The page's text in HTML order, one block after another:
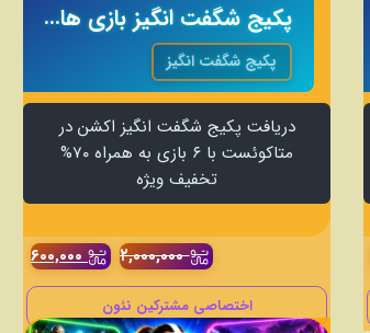
پکیج شگفت انگیز بازی های اکشن
پکیج شگفت انگیز
دریافت پکیج شگفت انگیز اکشن در
متاکوئست با ۶ بازی به همراه ۷۰%
تخفیف ویژه
۲,۰۰۰,۰۰۰ ۶۰۰,۰۰۰
اختصاصی مشترکین نئون